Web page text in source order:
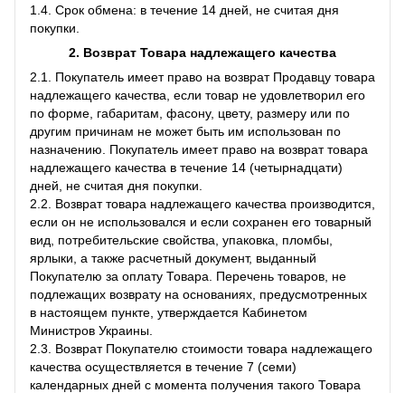
1.4. Срок обмена: в течение 14 дней, не считая дня
покупки.
2. Возврат Товара надлежащего качества
2.1. Покупатель имеет право на возврат Продавцу товара
надлежащего качества, если товар не удовлетворил его
по форме, габаритам, фасону, цвету, размеру или по
другим причинам не может быть им использован по
назначению. Покупатель имеет право на возврат товара
надлежащего качества в течение 14 (четырнадцати)
дней, не считая дня покупки.
2.2. Возврат товара надлежащего качества производится,
если он не использовался и если сохранен его товарный
вид, потребительские свойства, упаковка, пломбы,
ярлыки, а также расчетный документ, выданный
Покупателю за оплату Товара. Перечень товаров, не
подлежащих возврату на основаниях, предусмотренных
в настоящем пункте, утверждается Кабинетом
Министров Украины.
2.3. Возврат Покупателю стоимости товара надлежащего
качества осуществляется в течение 7 (семи)
календарных дней с момента получения такого Товара